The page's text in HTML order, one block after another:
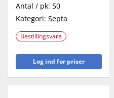
Antal / pk: 50
Kategori: Septa
Bestillingsvare
Log ind for priser